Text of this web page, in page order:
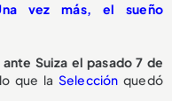
vez más, el sueño
Suiza el pasado 7 de
que la Selección quedó